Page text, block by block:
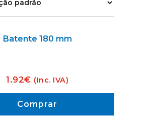
Batente 180 mm
1.92€ (Inc. IVA)
Comprar